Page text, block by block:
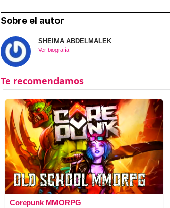
Sobre el autor
SHEIMA ABDELMALEK
Ver biografía
Corepunk MMORPG